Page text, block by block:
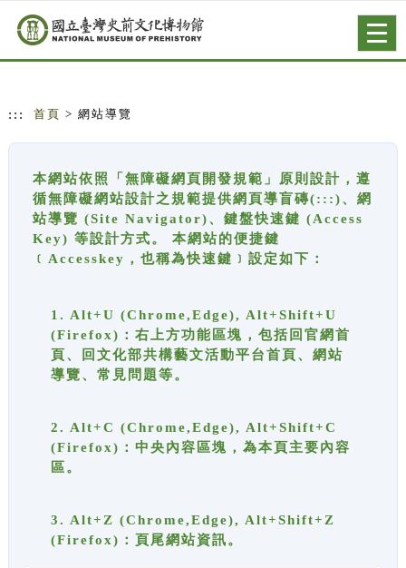
跳到主要內容
網站導覽
::: 首頁 > 網站導覽
本網站依照「無障礙網頁開發規範」原則設計，遵
循無障礙網站設計之規範提供網頁導盲磚(:::)、網
站導覽 (Site Navigator)、鍵盤快速鍵 (Access
Key) 等設計方式。 本網站的便捷鍵
﹝Accesskey，也稱為快速鍵﹞設定如下：
1. Alt+U (Chrome,Edge), Alt+Shift+U
(Firefox)：右上方功能區塊，包括回官網首
頁、回文化部共構藝文活動平台首頁、網站
導覽、常見問題等。
2. Alt+C (Chrome,Edge), Alt+Shift+C
(Firefox)：中央內容區塊，為本頁主要內容
區。
3. Alt+Z (Chrome,Edge), Alt+Shift+Z
(Firefox)：頁尾網站資訊。